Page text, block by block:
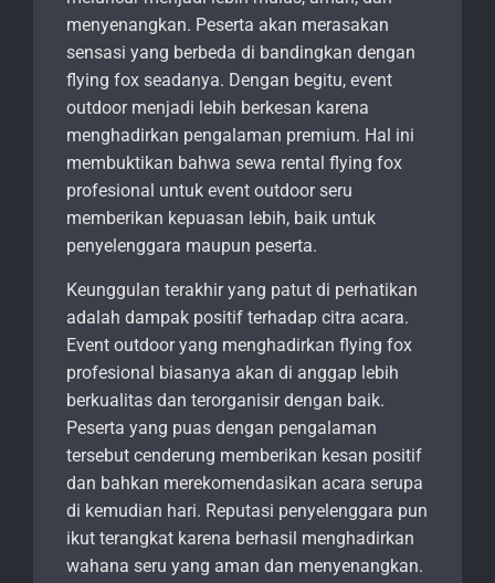
menyenangkan. Peserta akan merasakan
sensasi yang berbeda di bandingkan dengan
flying fox seadanya. Dengan begitu, event
outdoor menjadi lebih berkesan karena
menghadirkan pengalaman premium. Hal ini
membuktikan bahwa sewa rental flying fox
profesional untuk event outdoor seru
memberikan kepuasan lebih, baik untuk
penyelenggara maupun peserta.
Keunggulan terakhir yang patut di perhatikan
adalah dampak positif terhadap citra acara.
Event outdoor yang menghadirkan flying fox
profesional biasanya akan di anggap lebih
berkualitas dan terorganisir dengan baik.
Peserta yang puas dengan pengalaman
tersebut cenderung memberikan kesan positif
dan bahkan merekomendasikan acara serupa
di kemudian hari. Reputasi penyelenggara pun
ikut terangkat karena berhasil menghadirkan
wahana seru yang aman dan menyenangkan.